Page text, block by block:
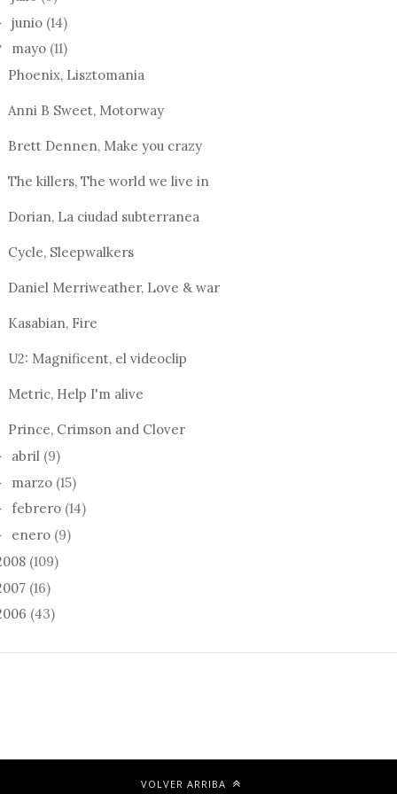
junio (14)
mayo (11)
Phoenix, Lisztomania
Anni B Sweet, Motorway
Brett Dennen, Make you crazy
The killers, The world we live in
Dorian, La ciudad subterranea
Cycle, Sleepwalkers
Daniel Merriweather, Love & war
Kasabian, Fire
U2: Magnificent, el videoclip
Metric, Help I'm alive
Prince, Crimson and Clover
abril (9)
marzo (15)
febrero (14)
enero (9)
(109)
(16)
(43)
VOLVER ARRIBA